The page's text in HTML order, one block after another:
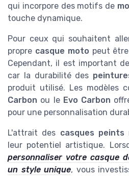
qui incorpore des motifs de
touche dynamique.
Pour ceux qui souhaitent
propre casque moto peut
Cependant, il est important
car la durabilité des
produit utilisé. Les modèles
Carbon ou le Evo Carbon
pour une personnalisation
L'attrait des casques peints
leur potentiel artistique.
personnaliser votre casque
un style unique, vous